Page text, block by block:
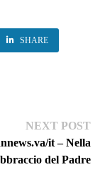
SHARE
NEXT POST
it – Nella
del Padre